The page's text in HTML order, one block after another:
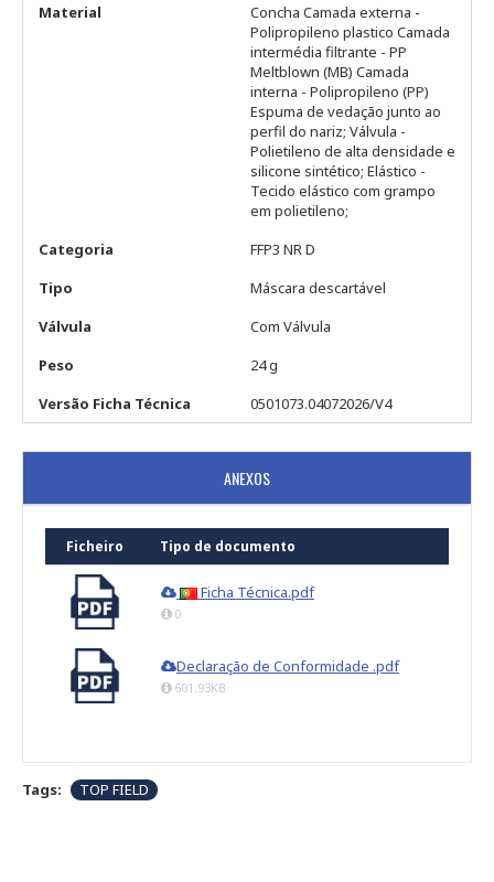
Material
Concha Camada externa -
Polipropileno plastico Camada
intermédia filtrante - PP
Meltblown (MB) Camada
interna - Polipropileno (PP)
Espuma de vedação junto ao
perfil do nariz; Válvula -
Polietileno de alta densidade e
silicone sintético; Elástico -
Tecido elástico com grampo
em polietileno;
Categoria
FFP3 NR D
Tipo
Máscara descartável
Válvula
Com Válvula
Peso
24 g
Versão Ficha Técnica
0501073.04072026/V4
ANEXOS
Ficheiro Tipo de documento
Ficha Técnica.pdf
0
Declaração de Conformidade .pdf
601.93KB
Tags: TOP FIELD